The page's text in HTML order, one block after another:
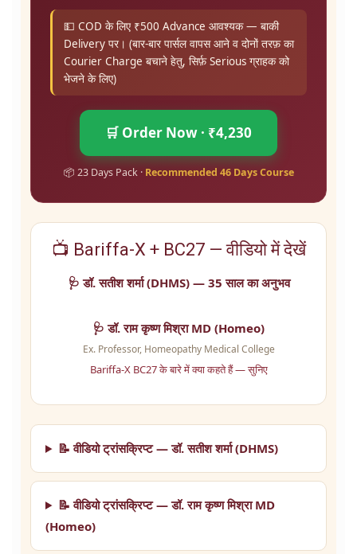
💵 COD के लिए ₹500 Advance आवश्यक — बाकी
Delivery पर। (बार-बार पार्सल वापस आने व दोनों तरफ़ का
Courier Charge बचाने हेतु, सिर्फ़ Serious ग्राहक को
भेजने के लिए)
🛒 Order Now · ₹4,230
📦 23 Days Pack · Recommended 46 Days Course
📺 Bariffa-X + BC27 — वीडियो में देखें
🩺 डॉ. सतीश शर्मा (DHMS) — 35 साल का अनुभव
🩺 डॉ. राम कृष्ण मिश्रा MD (Homeo)
Ex. Professor, Homeopathy Medical College
Bariffa-X BC27 के बारे में क्या कहते हैं — सुनिए
📝 वीडियो ट्रांसक्रिप्ट — डॉ. सतीश शर्मा (DHMS)
📝 वीडियो ट्रांसक्रिप्ट — डॉ. राम कृष्ण मिश्रा MD
(Homeo)